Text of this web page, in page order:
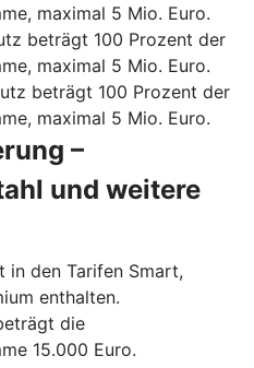
maximal 5 Mio. Euro.
beträgt 100 Prozent der
maximal 5 Mio. Euro.
beträgt 100 Prozent der
maximal 5 Mio. Euro.
–
und weitere
in den Tarifen Smart,
enthalten.
die
15.000 Euro.